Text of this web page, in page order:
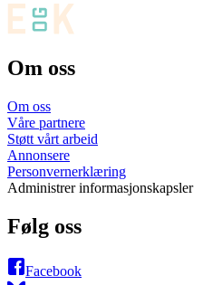
Om oss
Om oss
Våre partnere
Støtt vårt arbeid
Annonsere
Personvernerklæring
Administrer informasjonskapsler
Følg oss
Facebook